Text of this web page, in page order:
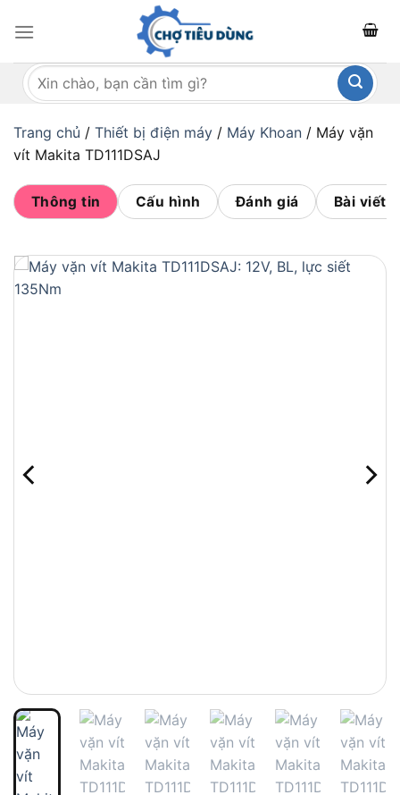
qua
dungTìm
kiếm:
Trang chủ / Thiết bị điện máy / Máy Khoan / Máy vặn
vít Makita TD111DSAJ
Thông tin Cấu hình Đánh giá Bài viết